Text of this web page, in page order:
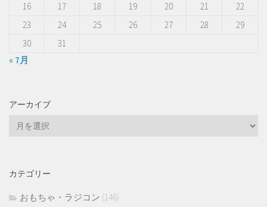
16
17 18 19 20 21
22
23
24 25 26 27 28
29
30
31
« 7月
アーカイブ
ブ
カテゴリー
おもちゃ・ラジコン (146)